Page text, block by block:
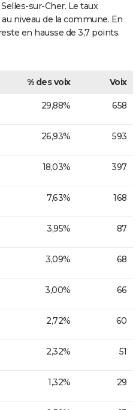
sur-Cher. Le taux
niveau de la commune. En
en hausse de 3,7 points.
% des voix
Voix
29,88% 658
26,93% 593
18,03% 397
7,63% 168
3,95% 87
3,09% 68
3,00% 66
2,72% 60
2,32% 51
1,32% 29